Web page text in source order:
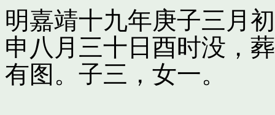
明嘉靖十九年庚子三月
申八月三十日酉时没，
有图。子三，女一。